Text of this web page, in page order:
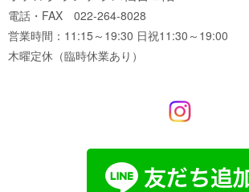
電話・FAX 022-264-8028
営業時間：11:15～19:30 日祝11:30～19:00
木曜定休（臨時休業あり）